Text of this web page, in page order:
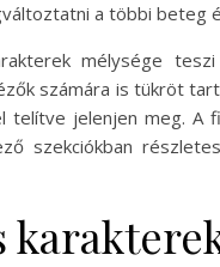
a többi beteg
mélysége
számára is tükröt
jelenjen meg. A
szekciókban